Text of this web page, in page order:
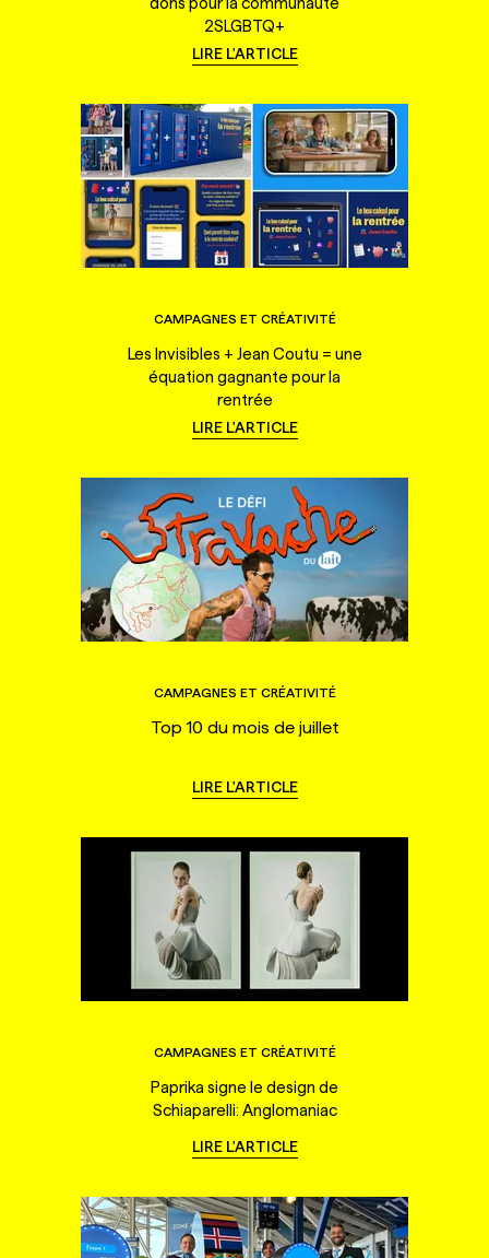
2SLGBTQ+
LIRE L'ARTICLE
CAMPAGNES ET CRÉATIVITÉ
Les Invisibles + Jean Coutu = une
équation gagnante pour la
rentrée
LIRE L'ARTICLE
CAMPAGNES ET CRÉATIVITÉ
Top 10 du mois de juillet
LIRE L'ARTICLE
CAMPAGNES ET CRÉATIVITÉ
Paprika signe le design de
Schiaparelli: Anglomaniac
LIRE L'ARTICLE